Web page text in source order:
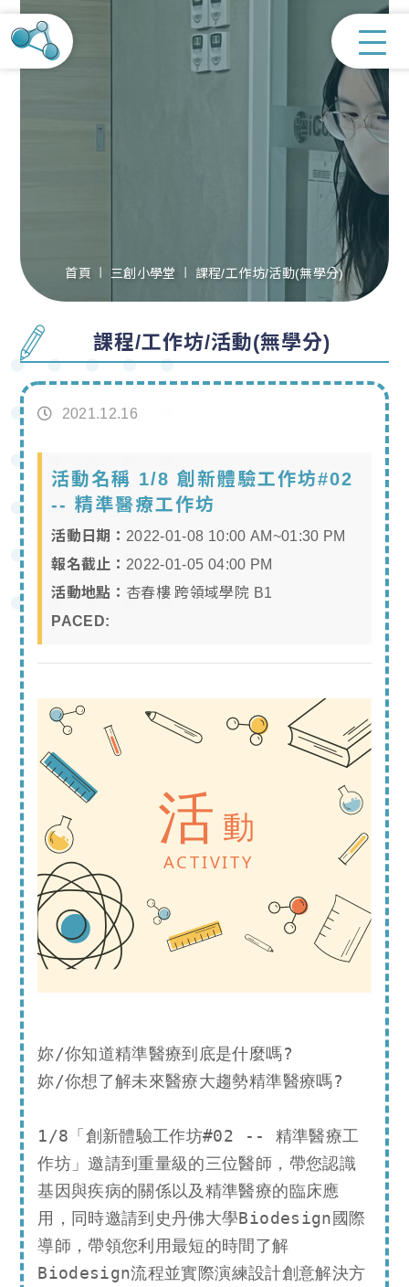
首頁 三創小學堂 課程/工作坊/活動(無學分)
課程/工作坊/活動(無學分)
2021.12.16
活動名稱 1/8 創新體驗工作坊#02
-- 精準醫療工作坊
活動日期： 2022-01-08 10:00 AM~01:30 PM
報名截止： 2022-01-05 04:00 PM
活動地點： 杏春樓 跨領域學院 B1
PACED:
妳/你知道精準醫療到底是什麼嗎?
妳/你想了解未來醫療大趨勢精準醫療嗎?
1/8「創新體驗工作坊#02 -- 精準醫療工
作坊」邀請到重量級的三位醫師，帶您認識
基因與疾病的關係以及精準醫療的臨床應
用，同時邀請到史丹佛大學Biodesign國際
導師，帶領您利用最短的時間了解
Biodesign流程並實際演練設計創意解決方